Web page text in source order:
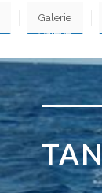
Galerie